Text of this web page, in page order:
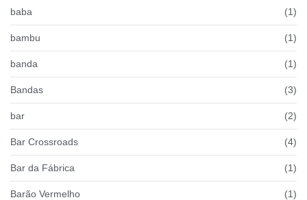
baba (1)
bambu (1)
banda (1)
Bandas (3)
bar (2)
Bar Crossroads (4)
Bar da Fábrica (1)
Barão Vermelho (1)